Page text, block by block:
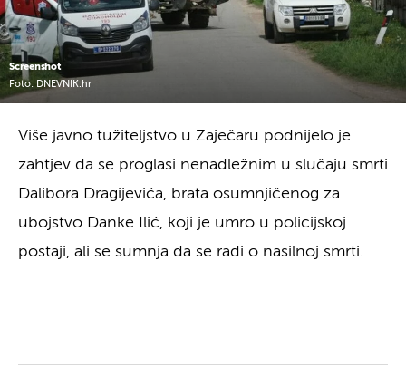
Screenshot
Foto: DNEVNIK.hr
Više javno tužiteljstvo u Zaječaru podnijelo je
zahtjev da se proglasi nenadležnim u slučaju smrti
Dalibora Dragijevića, brata osumnjičenog za
ubojstvo Danke Ilić, koji je umro u policijskoj
postaji, ali se sumnja da se radi o nasilnoj smrti.